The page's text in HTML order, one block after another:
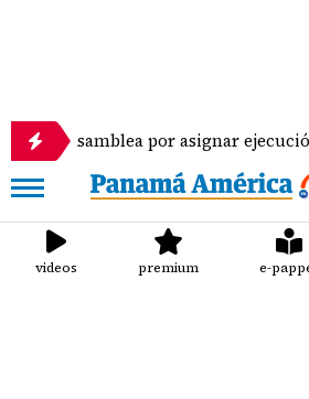
por asignar ejecución de
videos premium e-